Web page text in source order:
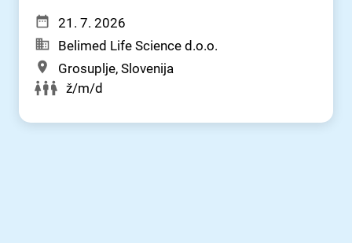
21. 7. 2026
Belimed Life Science d.o.o.
Grosuplje, Slovenija
ž/m/d